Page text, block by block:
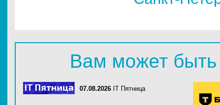
Вам может быть
07.08.2026 IT Пятница